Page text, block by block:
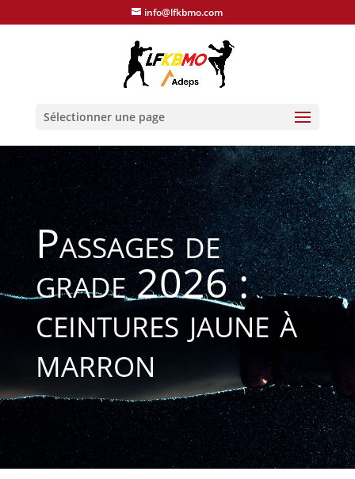
info@lfkbmo.com
Sélectionner une page
Passages de
grade 2026 :
ceintures jaune à
marron